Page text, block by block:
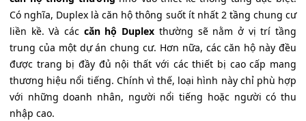
Có nghĩa, Duplex là căn hộ thông suốt ít nhất 2 tầng chung cư
liền kề. Và các căn hộ Duplex thường sẽ nằm ở vị trí tầng
trung của một dự án chung cư. Hơn nữa, các căn hộ này đều
được trang bị đầy đủ nội thất với các thiết bị cao cấp mang
thương hiệu nổi tiếng. Chính vì thế, loại hình này chỉ phù hợp
với những doanh nhân, người nổi tiếng hoặc người có thu
nhập cao.